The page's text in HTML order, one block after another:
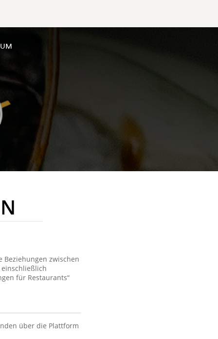
Beziehungen zwischen
für Restaurants“
über die Plattform